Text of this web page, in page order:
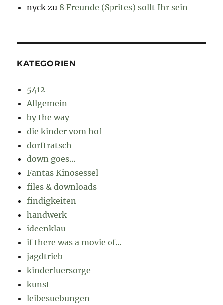
nyck zu 8 Freunde (Sprites) sollt Ihr sein
KATEGORIEN
5412
Allgemein
by the way
die kinder vom hof
dorftratsch
down goes…
Fantas Kinosessel
files & downloads
findigkeiten
handwerk
ideenklau
if there was a movie of…
jagdtrieb
kinderfuersorge
kunst
leibesuebungen